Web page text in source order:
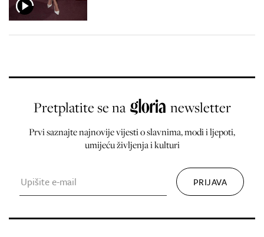
Pretplatite se na newsletter
Prvi saznajte najnovije vijesti o slavnima, modi i ljepoti,
umijeću življenja i kulturi